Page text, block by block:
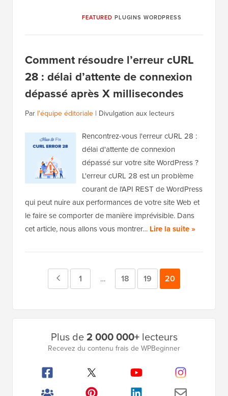
FEATURED PLUGINS WORDPRESS
Comment résoudre l’erreur cURL
28 : délai d’attente de connexion
dépassé après X millisecondes
Par l'équipe éditoriale | Divulgation aux lecteurs
Rencontrez-vous l'erreur cURL 28 :
délai d'attente de connexion
dépassé sur votre site WordPress ?
L'erreur cURL 28 est un problème
courant de l'API REST de WordPress
qui peut nuire aux performances de votre site Web et
le faire se comporter de manière imprévisible. Dans
cet article, nous allons vous montrer… Lire la suite »
PagePage
1
Pages
intermédiaires
… Page
18 Page
19 Page
20
Plus de2 000 000+lecteurs
Recevez du contenu frais de WPBeginner